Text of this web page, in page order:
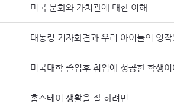
미국 문화와 가치관에 대한 이해
대통령 기자화견과 우리 아이들의 영작
미국대학 졸업후 취업에 성공한 학생이
홈스테이 생활을 잘 하려면